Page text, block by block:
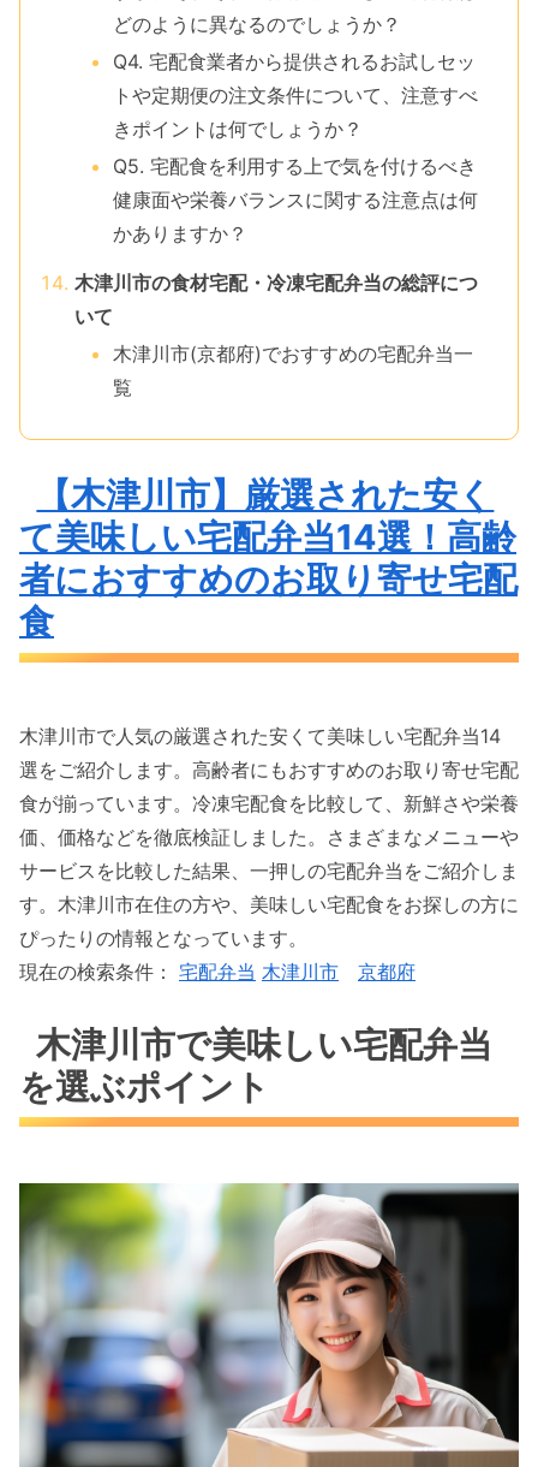
どのように異なるのでしょうか？
Q4. 宅配食業者から提供されるお試しセッ
トや定期便の注文条件について、注意すべ
きポイントは何でしょうか？
Q5. 宅配食を利用する上で気を付けるべき
健康面や栄養バランスに関する注意点は何
かありますか？
木津川市の食材宅配・冷凍宅配弁当の総評につ
いて
木津川市(京都府)でおすすめの宅配弁当一
覧
【木津川市】厳選された安く
て美味しい宅配弁当14選！高齢
者におすすめのお取り寄せ宅配
食
木津川市で人気の厳選された安くて美味しい宅配弁当14
選をご紹介します。高齢者にもおすすめのお取り寄せ宅配
食が揃っています。冷凍宅配食を比較して、新鮮さや栄養
価、価格などを徹底検証しました。さまざまなメニューや
サービスを比較した結果、一押しの宅配弁当をご紹介しま
す。木津川市在住の方や、美味しい宅配食をお探しの方に
ぴったりの情報となっています。
現在の検索条件： 宅配弁当 木津川市 京都府
木津川市で美味しい宅配弁当
を選ぶポイント